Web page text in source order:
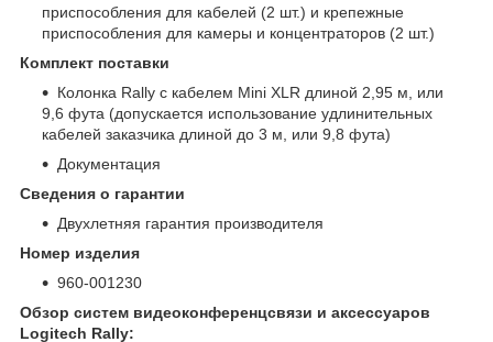
приспособления для кабелей (2 шт.) и крепежные
приспособления для камеры и концентраторов (2 шт.)
Комплект поставки
Колонка Rally с кабелем Mini XLR длиной 2,95 м, или
9,6 фута (допускается использование удлинительных
кабелей заказчика длиной до 3 м, или 9,8 фута)
Документация
Сведения о гарантии
Двухлетняя гарантия производителя
Номер изделия
960-001230
Обзор систем видеоконференцсвязи и аксессуаров
Logitech Rally: